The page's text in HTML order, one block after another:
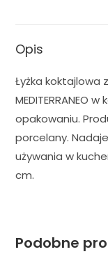
Opis
Łyżka koktajlowa
MEDITERRANEO
opakowaniu.
porcelany.
używania w
cm.
Podobne